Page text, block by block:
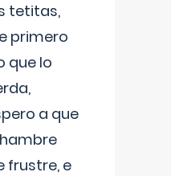
tetitas,
primero
que lo
a que
frustre, e